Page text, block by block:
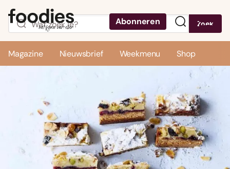
Abonneren Zoek
Magazine Nieuwsbrief Weekmenu Shop